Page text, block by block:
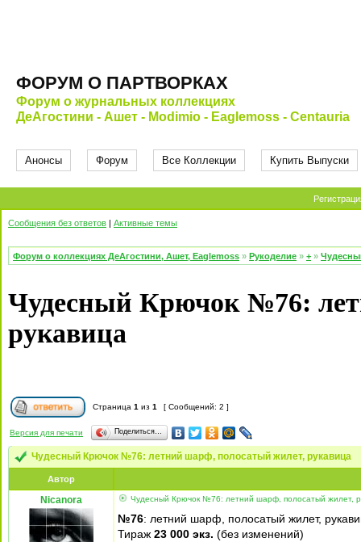
ФОРУМ О ПАРТВОРКАХ
Форум о журнальных коллекциях
ДеАгостини - Ашет - Modimio - Eaglemoss - Centauria
Анонсы Форум Все Коллекции Купить Выпуски
Сообщения без ответов | Активные темы
Форум о коллекциях ДеАгостини, Ашет, Eaglemoss » Рукоделие » + »
Чудесный Крючок №76:
рукавица
Страница 1 из 1 [ Сообщений: 2 ]
Версия для печати Поделиться…
Чудесный Крючок №76: летний шарф, полосатый жилет, рукавица
Автор
Nicanora Чудесный Крючок №76: летний шарф, полосатый жилет,
№76: летний шарф, полосатый жилет,
Тираж 23 000 экз. (без изменений)